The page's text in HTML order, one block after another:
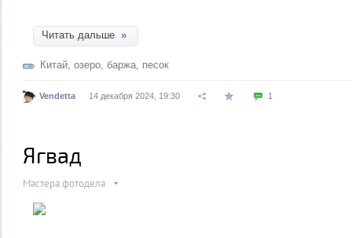
Читать дальше »
Китай, озеро, баржа, песок
Vendetta 14 декабря 2024, 19:30 1
Ягвад
Мастера фотодела